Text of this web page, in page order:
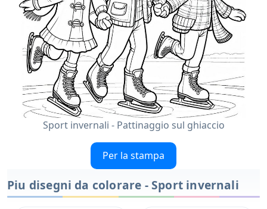
Sport invernali - Pattinaggio sul ghiaccio
Per la stampa
Piu disegni da colorare - Sport invernali